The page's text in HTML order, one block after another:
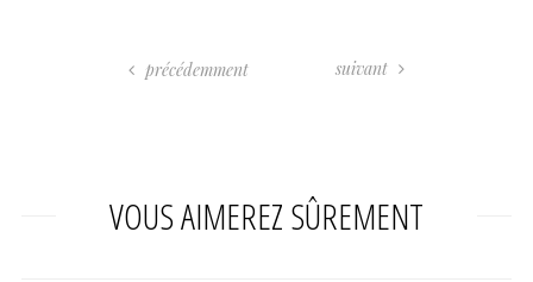
précédemment suivant
VOUS AIMEREZ SÛREMENT